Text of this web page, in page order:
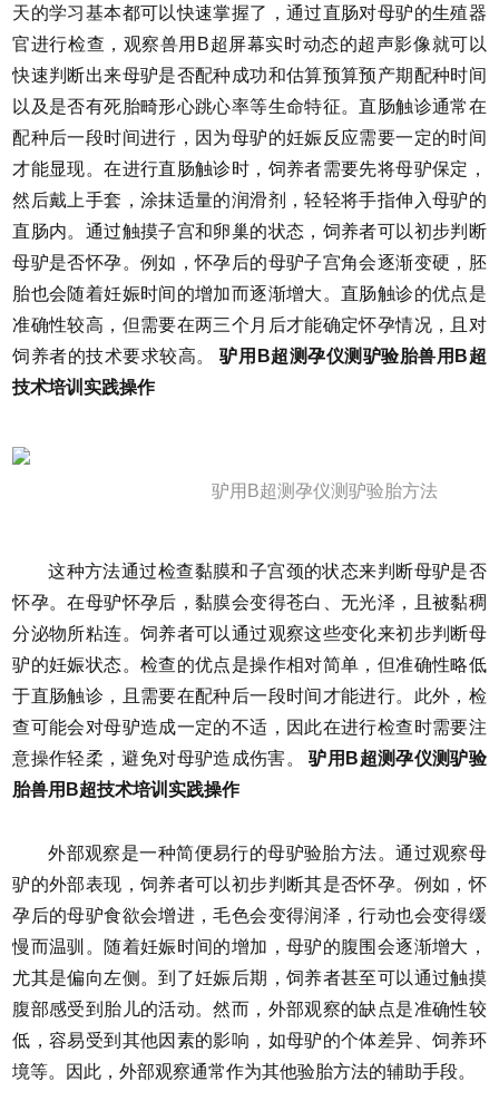
天的学习基本都可以快速掌握了，通过直肠对母驴的生殖器
官进行检查，观察兽用B超屏幕实时动态的超声影像就可以
快速判断出来母驴是否配种成功和估算预算预产期配种时间
以及是否有死胎畸形心跳心率等生命特征。直肠触诊通常在
配种后一段时间进行，因为母驴的妊娠反应需要一定的时间
才能显现。在进行直肠触诊时，饲养者需要先将母驴保定，
然后戴上手套，涂抹适量的润滑剂，轻轻将手指伸入母驴的
直肠内。通过触摸子宫和卵巢的状态，饲养者可以初步判断
母驴是否怀孕。例如，怀孕后的母驴子宫角会逐渐变硬，胚
胎也会随着妊娠时间的增加而逐渐增大。直肠触诊的优点是
准确性较高，但需要在两三个月后才能确定怀孕情况，且对
饲养者的技术要求较高。驴用B超测孕仪测驴验胎兽用B超
技术培训实践操作
驴用B超测孕仪测驴验胎方法
这种方法通过检查黏膜和子宫颈的状态来判断母驴是否
怀孕。在母驴怀孕后，黏膜会变得苍白、无光泽，且被黏稠
分泌物所粘连。饲养者可以通过观察这些变化来初步判断母
驴的妊娠状态。检查的优点是操作相对简单，但准确性略低
于直肠触诊，且需要在配种后一段时间才能进行。此外，检
查可能会对母驴造成一定的不适，因此在进行检查时需要注
意操作轻柔，避免对母驴造成伤害。驴用B超测孕仪测驴验
胎兽用B超技术培训实践操作
外部观察是一种简便易行的母驴验胎方法。通过观察母
驴的外部表现，饲养者可以初步判断其是否怀孕。例如，怀
孕后的母驴食欲会增进，毛色会变得润泽，行动也会变得缓
慢而温驯。随着妊娠时间的增加，母驴的腹围会逐渐增大，
尤其是偏向左侧。到了妊娠后期，饲养者甚至可以通过触摸
腹部感受到胎儿的活动。然而，外部观察的缺点是准确性较
低，容易受到其他因素的影响，如母驴的个体差异、饲养环
境等。因此，外部观察通常作为其他验胎方法的辅助手段。